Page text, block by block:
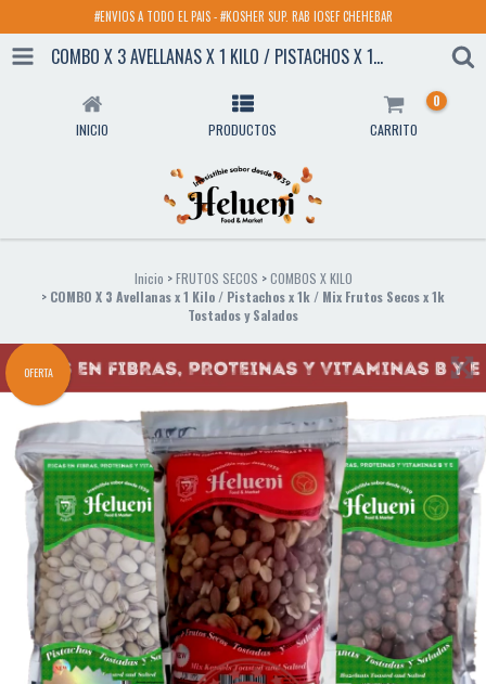
#ENVIOS A TODO EL PAIS - #KOSHER SUP. RAB IOSEF CHEHEBAR
COMBO X 3 AVELLANAS X 1 KILO / PISTACHOS X 1K / MIX FRUTOS SECOS X 1K TOSTADOS Y SALADOS
INICIO PRODUCTOS CARRITO
0
Inicio > FRUTOS SECOS > COMBOS X KILO
> COMBO X 3 Avellanas x 1 Kilo / Pistachos x 1k / Mix Frutos Secos x 1k
Tostados y Salados
OFERTA